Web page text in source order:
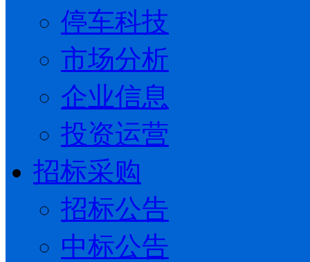
停车科技
市场分析
企业信息
投资运营
招标采购
招标公告
中标公告